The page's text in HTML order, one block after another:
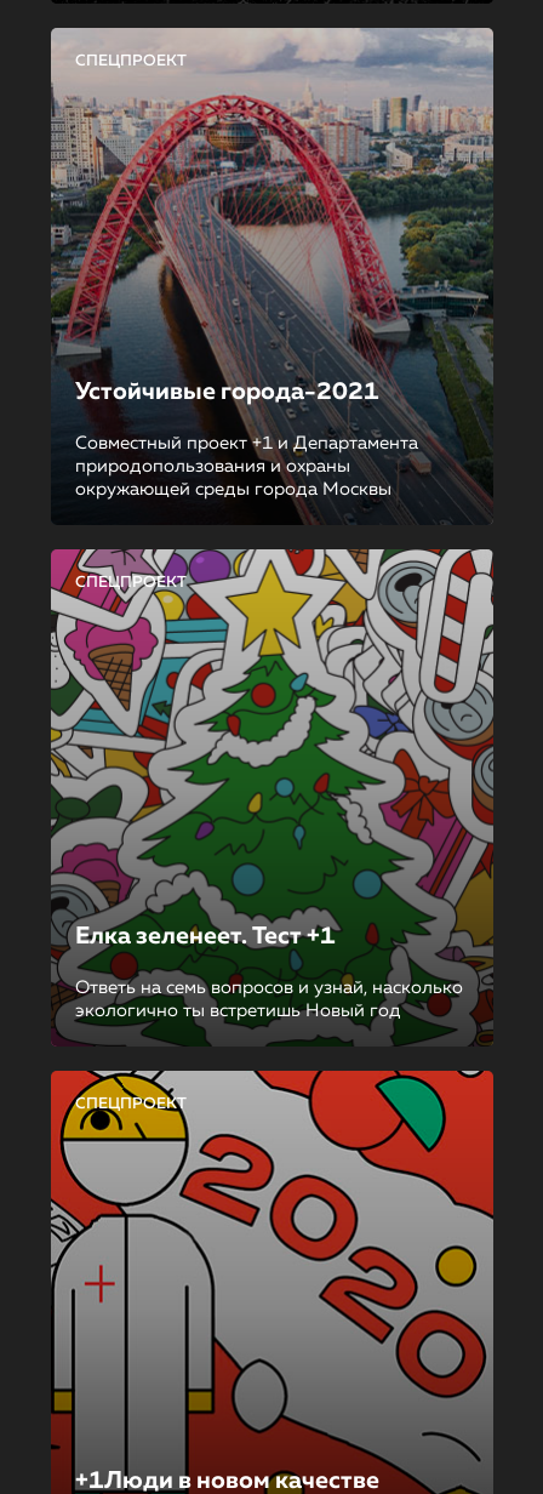
СПЕЦПРОЕКТ
Устойчивые города-2021
Совместный проект +1 и Департамента
природопользования и охраны
окружающей среды города Москвы
СПЕЦПРОЕКТ
Елка зеленеет. Тест +1
Ответь на семь вопросов и узнай, насколько
экологично ты встретишь Новый год
СПЕЦПРОЕКТ
+1Люди в новом качестве